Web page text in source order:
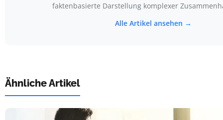
faktenbasierte Darstellung komplexer
Alle Artikel ansehen →
Ähnliche Artikel